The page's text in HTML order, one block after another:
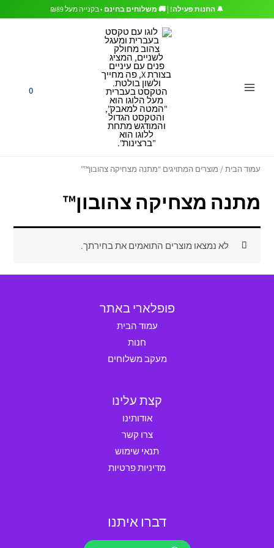
🔔 החנות פעילה! | 🚚 משלוחים בחינם • בקנייה מעל ₪89
0
עמוד הבית/ מוצרים המתויגים “מתנה מצחיקה צהובון™”
מתנה מצחיקה צהובון™
לא נמצאו מוצרים התואמים את בחירתך.
פופלארי באתר
עמוד הבית
חנות
מעקב משלוחים
קצת עלינו
אודותינו
צרו קשר
תנאי שימוש
מדיניות פרטיות
דברו איתנו